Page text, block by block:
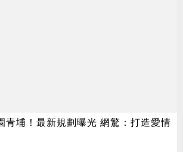
青埔！最新規劃曝光 網驚：打造愛情